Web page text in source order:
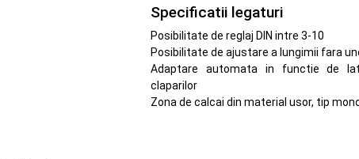
Specificatii legaturi
Posibilitate de reglaj DIN intre 3-10
Posibilitate de ajustare a lungimii fara
Adaptare automata in functie de
claparilor
Zona de calcai din material usor, tip